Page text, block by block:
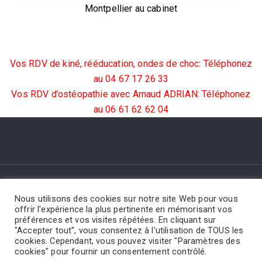
Montpellier au cabinet
Vos RDV de kiné, rééducation, ondes de choc: Téléphonez
au 04 67 17 26 33
Vos RDV d’ostéopathie avec Arnaud ADRIAN: Téléphonez
au 06 61 62 62 04
LE CABINET MASSAGES
LPG CELLU M6 & DLM
HYPNOSE SEXOLOGIE
TÉLÉCONSULTATION
RÉÉDUCATION
OSTÉOPATHIE PRENDRE RDV
© 2023 Centre de Kiné Montpellier
Nous utilisons des cookies sur notre site Web pour vous
offrir l'expérience la plus pertinente en mémorisant vos
préférences et vos visites répétées. En cliquant sur
"Accepter tout", vous consentez à l'utilisation de TOUS les
cookies. Cependant, vous pouvez visiter "Paramètres des
cookies" pour fournir un consentement contrôlé.